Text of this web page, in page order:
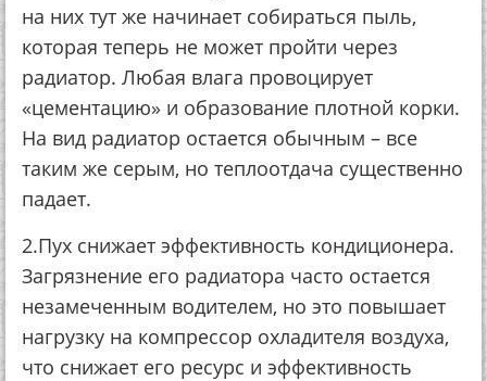
на них тут же начинает собираться пыль,
которая теперь не может пройти через
радиатор. Любая влага провоцирует
«цементацию» и образование плотной корки.
На вид радиатор остается обычным – все
таким же серым, но теплоотдача существенно
падает.
2.Пух снижает эффективность кондиционера.
Загрязнение его радиатора часто остается
незамеченным водителем, но это повышает
нагрузку на компрессор охладителя воздуха,
что снижает его ресурс и эффективность